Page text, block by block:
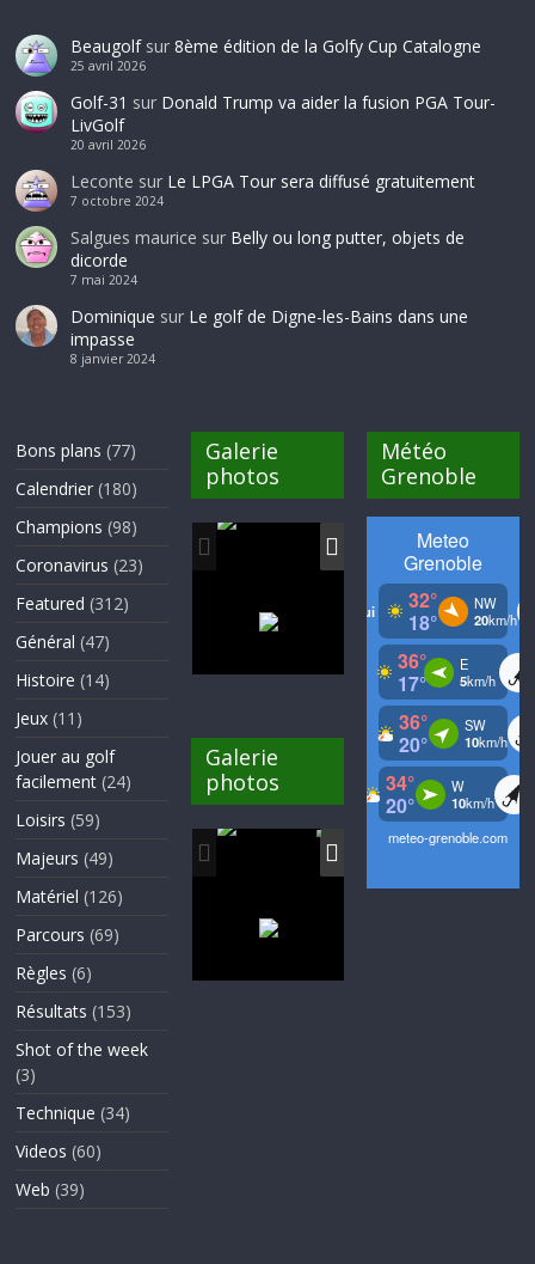
Beaugolfsur 8ème édition de la Golfy Cup Catalogne
25 avril 2026
Golf-31 sur Donald Trump va aider la fusion PGA Tour-
LivGolf
20 avril 2026
Leconte sur Le LPGA Tour sera diffusé gratuitement
7 octobre 2024
Salgues maurice sur Belly ou long putter, objets de
dicorde
7 mai 2024
Dominique sur Le golf de Digne-les-Bains dans une
impasse
8 janvier 2024
Bons plans (77)
Calendrier (180)
Champions (98)
Coronavirus (23)
Featured (312)
Général (47)
Histoire (14)
Jeux (11)
Jouer au golf
facilement (24)
Loisirs (59)
Majeurs (49)
Matériel (126)
Parcours (69)
Règles (6)
Résultats (153)
Shot of the week
(3)
Technique (34)
Videos (60)
Web (39)
Galerie
photos
Galerie
photos
Météo
Grenoble